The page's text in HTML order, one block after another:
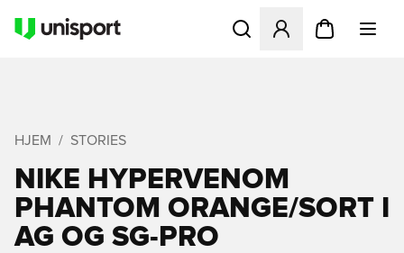
Åbner en Modal til at
HJEM STORIES
NIKE HYPERVENOM
PHANTOM ORANGE/SORT I
AG OG SG-PRO